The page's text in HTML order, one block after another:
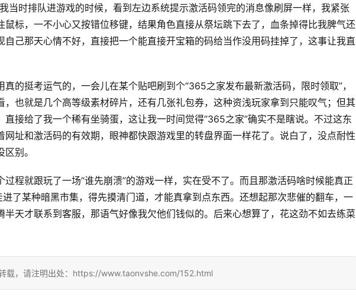
当时排队进游戏的时候，看到左边系统提示激活码领完的消息像刷屏一样，我紧张
鼠标，一不小心又按错位移键，结果角色直接从祭坛跳下去了，血条掉得比我脾气还
自己那天心情不好，直接把一个能直接开宝箱的码给当作没用码挂掉了，这事让我直
的挺考运气的，一会儿在某个贴吧刷到个“365之家发布最新激活码，限时领取”，
，也就是几个高等级素材碎片，还有几张礼包券，这种资浅玩家拿到只能叹气；但其
直接给了我一个稀有坐骑蛋，这让我一时间觉得“365之家”确实不是瞎说。不过这东
网址和激活码的有效期，眼神都快跟游戏里的转盘界面一样花了。说白了，没点耐性
别。
程就跟玩了一场“谁先崩溃”的游戏一样，实在受不了。而且那激活码啥时候能真正
进了某种暗黑市集，得先摸清门道，才能真拿到点东西。还想起那次悲催的翻车，一
半天才联系到客服，那语气好像我欠他们钱似的。后来心想算了，花这劲不如去练菜
载，请注明出处：https://www.taonvshe.com/152.html